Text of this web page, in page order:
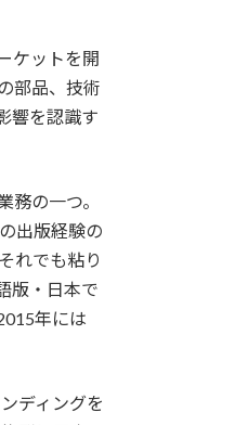
ケットを開
部品、技術
響を認識す
の一つ。
出版経験の
れでも粘り
版・日本で
年には
ディングを